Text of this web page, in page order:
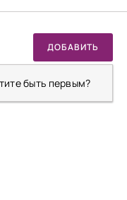
ДОБАВИТЬ
быть первым?